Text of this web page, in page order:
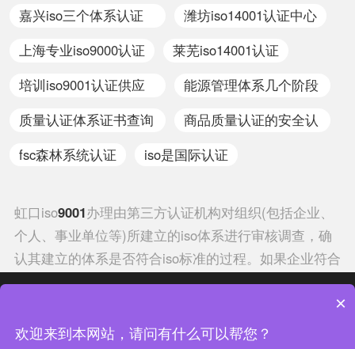
嘉兴iso三个体系认证
潍坊iso14001认证中心
上海专业iso9000认证
莱芜iso14001认证
培训iso9001认证供应
能源管理体系几个阶段
质量认证体系证书查询
商品质量认证的安全认
fsc森林系统认证 iso是国际认证
虹口iso9001办理由第三方认证机构对组织(包括企业、
个人、事业单位等)所建立的iso体系进行审核调查，确
认其建立的体系是否符合iso标准的过程。如果企业符合
虹口iso9001办理的相关标准，还会颁发相应的认证证
书，如果否，则不颁发证书。组织建立iso体系，则需按
照所对应的体系标准要求，在企业内部建立一整套的文
中证集团体系认证 版权所有 Copyright © 2022
×
欢迎来到本网站，请问有什么可以帮您？